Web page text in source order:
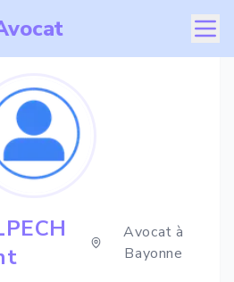
Avocat à
Bayonne